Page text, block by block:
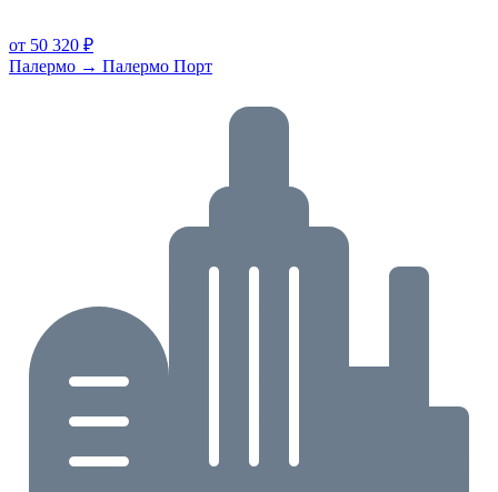
от 50 320 ₽
Палермо → Палермо Порт